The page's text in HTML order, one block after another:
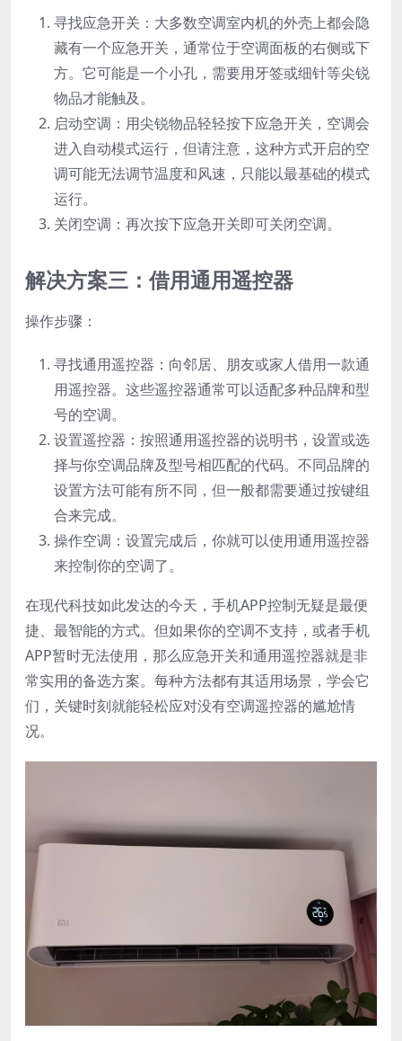
寻找应急开关：大多数空调室内机的外壳上都会隐
藏有一个应急开关，通常位于空调面板的右侧或下
方。它可能是一个小孔，需要用牙签或细针等尖锐
物品才能触及。
启动空调：用尖锐物品轻轻按下应急开关，空调会
进入自动模式运行，但请注意，这种方式开启的空
调可能无法调节温度和风速，只能以最基础的模式
运行。
关闭空调：再次按下应急开关即可关闭空调。
解决方案三：借用通用遥控器
操作步骤：
寻找通用遥控器：向邻居、朋友或家人借用一款通
用遥控器。这些遥控器通常可以适配多种品牌和型
号的空调。
设置遥控器：按照通用遥控器的说明书，设置或选
择与你空调品牌及型号相匹配的代码。不同品牌的
设置方法可能有所不同，但一般都需要通过按键组
合来完成。
操作空调：设置完成后，你就可以使用通用遥控器
来控制你的空调了。
在现代科技如此发达的今天，手机APP控制无疑是最便
捷、最智能的方式。但如果你的空调不支持，或者手机
APP暂时无法使用，那么应急开关和通用遥控器就是非
常实用的备选方案。每种方法都有其适用场景，学会它
们，关键时刻就能轻松应对没有空调遥控器的尴尬情
况。